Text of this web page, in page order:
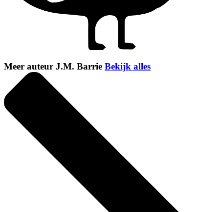
Meer auteur J.M. Barrie Bekijk alles